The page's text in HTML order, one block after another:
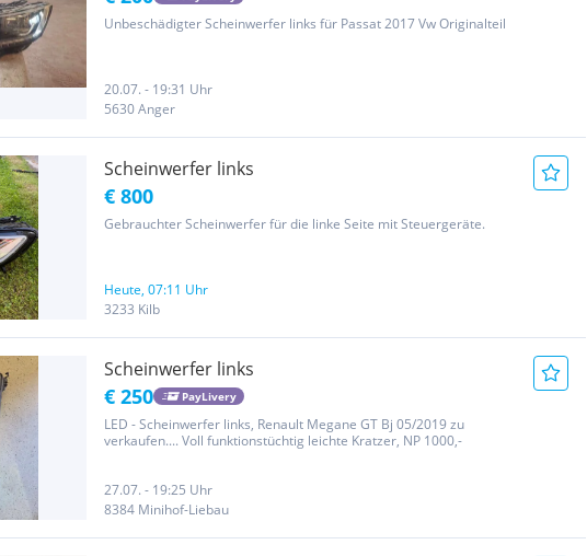
Unbeschädigter Scheinwerfer links für Passat 2017 Vw Originalteil
20.07. - 19:31 Uhr
5630 Anger
Scheinwerfer links
€ 800
Gebrauchter Scheinwerfer für die linke Seite mit Steuergeräte.
Heute, 07:11 Uhr
3233 Kilb
Scheinwerfer links
€ 250 PayLivery
LED - Scheinwerfer links, Renault Megane GT Bj 05/2019 zu
verkaufen.... Voll funktionstüchtig leichte Kratzer, NP 1000,-
27.07. - 19:25 Uhr
8384 Minihof-Liebau